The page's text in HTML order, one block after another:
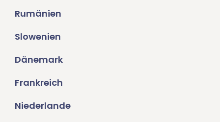
Rumänien
Slowenien
Dänemark
Frankreich
Niederlande